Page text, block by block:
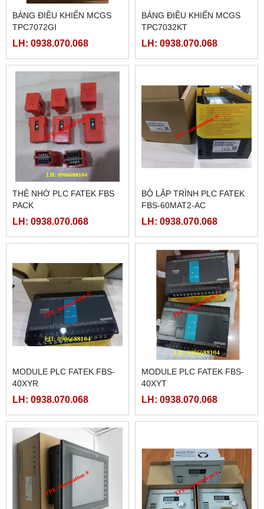
BẢNG ĐIỀU KHIỂN MCGS
TPC7072GI
LH: 0938.070.068
BẢNG ĐIỀU KHIỂN MCGS
TPC7032KT
LH: 0938.070.068
THẺ NHỚ PLC FATEK FBS
PACK
LH: 0938.070.068
BỘ LẬP TRÌNH PLC FATEK
FBS-60MAT2-AC
LH: 0938.070.068
MODULE PLC FATEK FBS-
40XYR
LH: 0938.070.068
MODULE PLC FATEK FBS-
40XYT
LH: 0938.070.068